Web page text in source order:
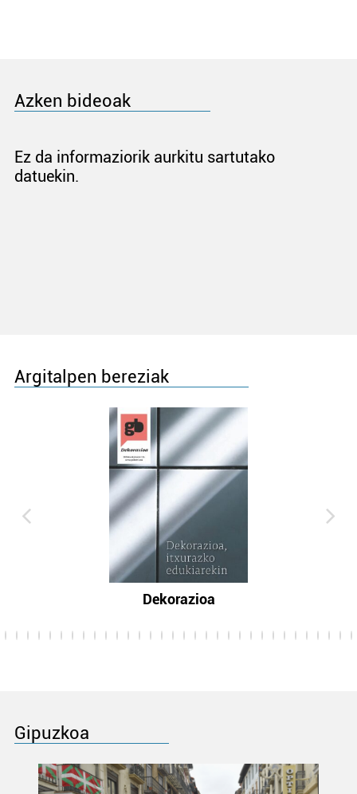
Azken bideoak
Ez da informaziorik aurkitu sartutako
datuekin.
Argitalpen bereziak
Dekorazioa
Gipuzkoa